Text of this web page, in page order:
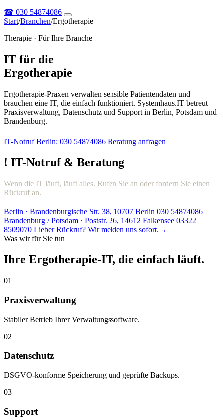
☎ 030 54874086
Start/Branchen/Ergotherapie
Therapie · Für Ihre Branche
IT für die
Ergotherapie
Ergotherapie-Praxen verwalten sensible Patientendaten und
brauchen eine IT, die einfach funktioniert. Systemhaus.IT betreut
Praxisverwaltung, Datenschutz und Support in Berlin, Potsdam und
Brandenburg.
IT-Notruf Berlin: 030 54874086 Beratung anfragen
! IT-Notruf & Beratung
Wenn die IT läuft, läuft alles. Rufen Sie an oder fordern Sie einen
Rückruf an.
Berlin · Brandenburgische Str. 38, 10707 Berlin 030 54874086
Brandenburg / Potsdam · Poststr. 26, 14612 Falkensee 03322
8509070 Lieber Rückruf? Wir melden uns sofort. →
Was wir für Sie tun
Ihre Ergotherapie-IT, die einfach läuft.
01
Praxisverwaltung
Stabiler Betrieb Ihrer Verwaltungssoftware.
02
Datenschutz
DSGVO-konforme Speicherung und geprüfte Backups.
03
Support